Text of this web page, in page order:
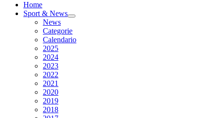
Home
Sport & News
News
Categorie
Calendario
2025
2024
2023
2022
2021
2020
2019
2018